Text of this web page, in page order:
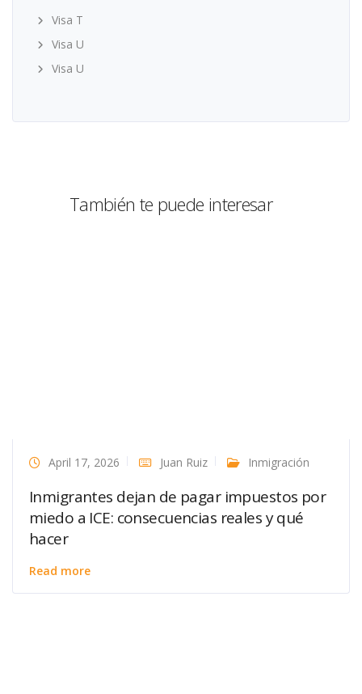
Visa T
Visa U
Visa U
También te puede interesar
April 17, 2026 Juan Ruiz Inmigración
Inmigrantes dejan de pagar impuestos por
miedo a ICE: consecuencias reales y qué
hacer
Read more